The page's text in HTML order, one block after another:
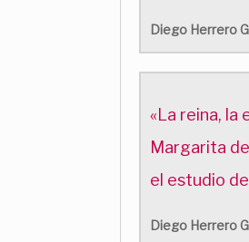
Diego Herrero
«La reina, la
Margarita
el estudio
Diego Herrero